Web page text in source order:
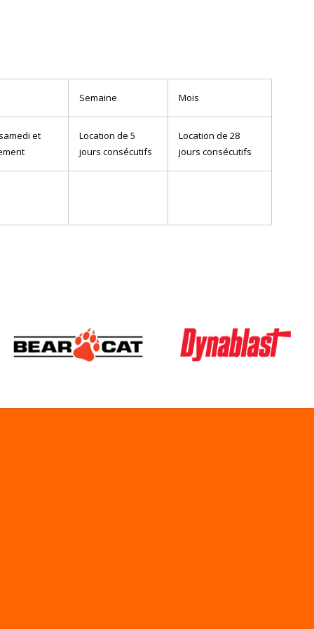
Semaine Mois
et
Location de 5
jours consécutifs
Location de 28
jours consécutifs